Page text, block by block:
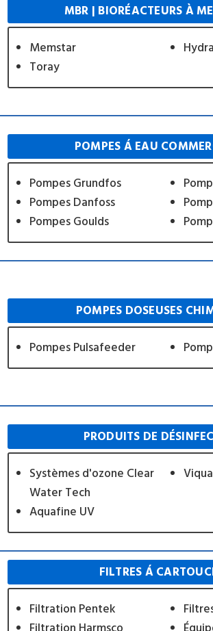
MBR | BIORÉACTEURS À
Memstar
Toray
POMPES Á EAU
Pompes Grundfos
Pompes Danfoss
Pompes Goulds
POMPES DOSEUSES
Pompes Pulsafeeder
PRODUITS DE
Systèmes d'ozone Clear
Water Tech
Aquafine UV
FILTRES Á
Filtration Pentek